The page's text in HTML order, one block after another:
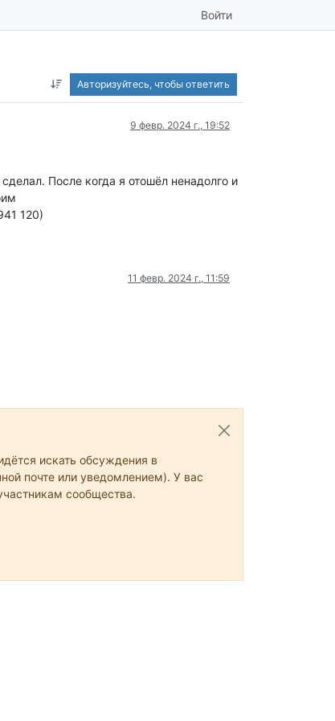
Войти
Авторизуйтесь, чтобы ответить
9 февр. 2024 г., 19:52
После когда я отошёл ненадолго и
120)
11 февр. 2024 г., 11:59
искать обсуждения в
почте или уведомлением). У вас
сообщества.